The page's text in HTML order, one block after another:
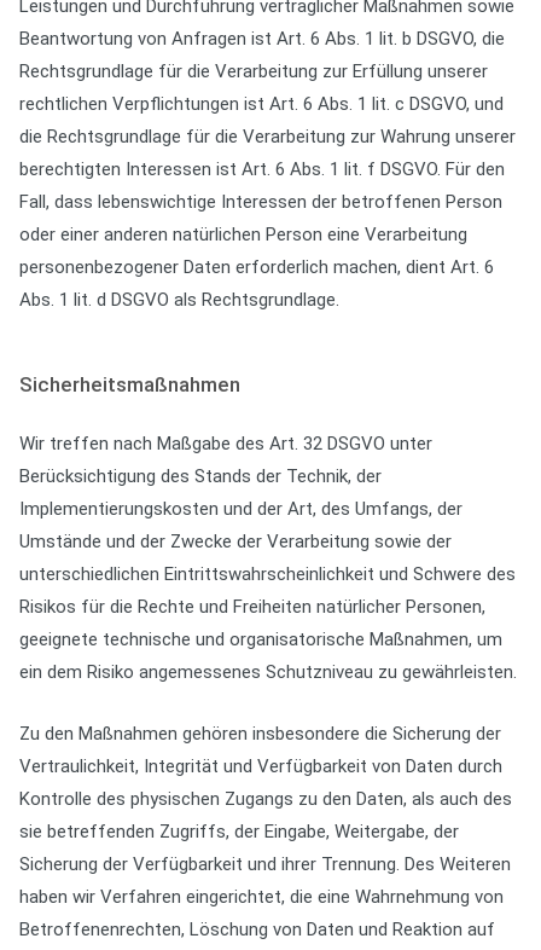
Leistungen und Durchführung vertraglicher Maßnahmen sowie
Beantwortung von Anfragen ist Art. 6 Abs. 1 lit. b DSGVO, die
Rechtsgrundlage für die Verarbeitung zur Erfüllung unserer
rechtlichen Verpflichtungen ist Art. 6 Abs. 1 lit. c DSGVO, und
die Rechtsgrundlage für die Verarbeitung zur Wahrung unserer
berechtigten Interessen ist Art. 6 Abs. 1 lit. f DSGVO. Für den
Fall, dass lebenswichtige Interessen der betroffenen Person
oder einer anderen natürlichen Person eine Verarbeitung
personenbezogener Daten erforderlich machen, dient Art. 6
Abs. 1 lit. d DSGVO als Rechtsgrundlage.
Sicherheitsmaßnahmen
Wir treffen nach Maßgabe des Art. 32 DSGVO unter
Berücksichtigung des Stands der Technik, der
Implementierungskosten und der Art, des Umfangs, der
Umstände und der Zwecke der Verarbeitung sowie der
unterschiedlichen Eintrittswahrscheinlichkeit und Schwere des
Risikos für die Rechte und Freiheiten natürlicher Personen,
geeignete technische und organisatorische Maßnahmen, um
ein dem Risiko angemessenes Schutzniveau zu gewährleisten.
Zu den Maßnahmen gehören insbesondere die Sicherung der
Vertraulichkeit, Integrität und Verfügbarkeit von Daten durch
Kontrolle des physischen Zugangs zu den Daten, als auch des
sie betreffenden Zugriffs, der Eingabe, Weitergabe, der
Sicherung der Verfügbarkeit und ihrer Trennung. Des Weiteren
haben wir Verfahren eingerichtet, die eine Wahrnehmung von
Betroffenenrechten, Löschung von Daten und Reaktion auf